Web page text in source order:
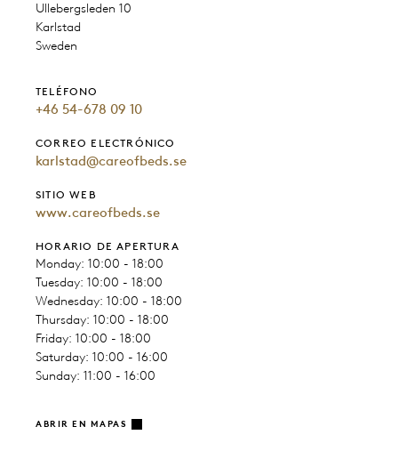
Ullebergsleden 10
Karlstad
Sweden
TELÉFONO
+46 54-678 09 10
CORREO ELECTRÓNICO
karlstad@careofbeds.se
SITIO WEB
www.careofbeds.se
HORARIO DE APERTURA
Monday: 10:00 - 18:00
Tuesday: 10:00 - 18:00
Wednesday: 10:00 - 18:00
Thursday: 10:00 - 18:00
Friday: 10:00 - 18:00
Saturday: 10:00 - 16:00
Sunday: 11:00 - 16:00
ABRIR EN MAPAS